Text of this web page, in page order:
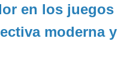
en los juegos
moderna y